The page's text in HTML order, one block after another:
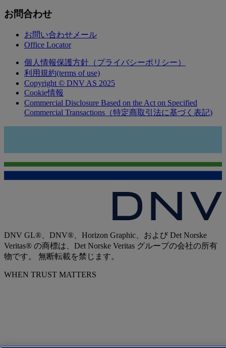
お問合わせ
お問い合わせメール
Office Locator
個人情報保護方針（プライバシーポリシー）
利用規約(terms of use)
Copyright © DNV AS 2025
Cookie情報
Commercial Disclosure Based on the Act on Specified
Commercial Transactions（特定商取引法に基づく表記)
DNV GL®、DNV®、Horizon Graphic、および Det Norske
Veritas® の商標は、Det Norske Veritas グループの会社の所有
物です。 無断転載を禁じます。
WHEN TRUST MATTERS